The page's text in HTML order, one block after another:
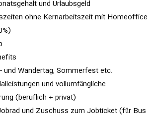
und Urlaubsgeld
ohne Kernarbeitszeit mit Homeoffice
und Wandertag, Sommerfest etc.
und vollumfängliche
(beruflich + privat)
und Zuschuss zum Jobticket (für Bus